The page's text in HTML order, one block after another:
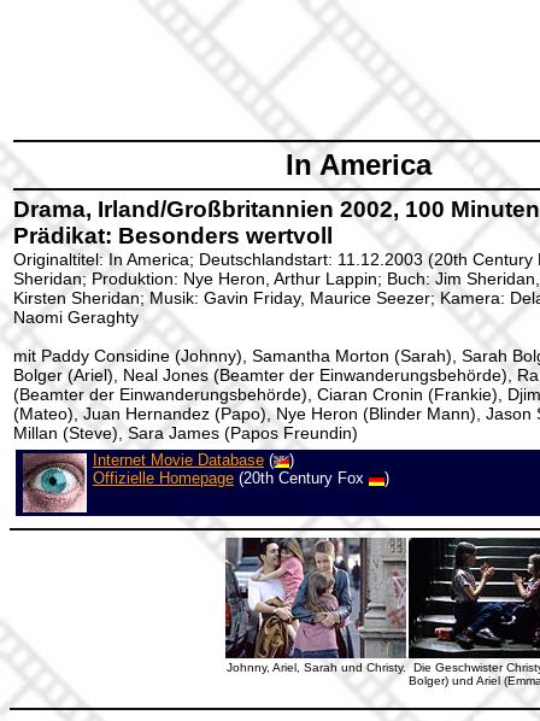
In America
Drama, Irland/Großbritannien 2002, 100
Prädikat: Besonders wertvoll
Originaltitel: In America; Deutschlandstart: 11.12.2003 (20th Century
Sheridan; Produktion: Nye Heron, Arthur Lappin; Buch: Jim
Kirsten Sheridan; Musik: Gavin Friday, Maurice Seezer; Kamera:
Naomi Geraghty
mit Paddy Considine (Johnny), Samantha Morton (Sarah), Sarah
Bolger (Ariel), Neal Jones (Beamter der Einwanderungsbehörde),
(Beamter der Einwanderungsbehörde), Ciaran Cronin (Frankie),
(Mateo), Juan Hernandez (Papo), Nye Heron (Blinder Mann), Jason
Millan (Steve), Sara James (Papos Freundin)
Internet Movie Database (
)
Offizielle Homepage (20th Century Fox )
Johnny, Ariel, Sarah und Christy.
Die Geschwister
Bolger) und Ariel